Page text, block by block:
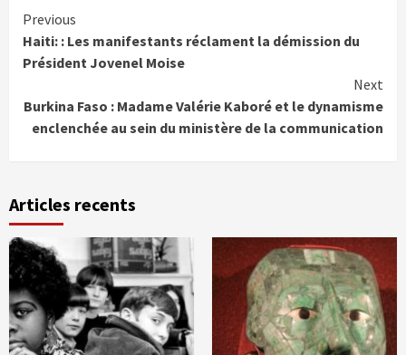
Continue
Reading
Previous
Haiti: : Les manifestants réclament la démission du
Président Jovenel Moise
Next
Burkina Faso : Madame Valérie Kaboré et le dynamisme
enclenchée au sein du ministère de la communication
Articles recents